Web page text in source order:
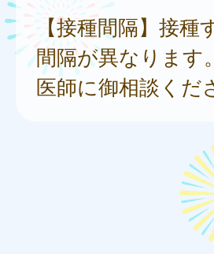
【接種間隔】接種
間隔が異なります
医師に御相談くだ